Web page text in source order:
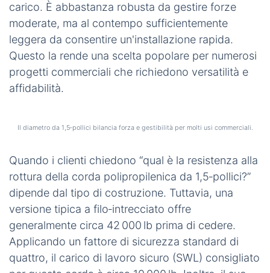
carico. È abbastanza robusta da gestire forze
moderate, ma al contempo sufficientemente
leggera da consentire un'installazione rapida.
Questo la rende una scelta popolare per numerosi
progetti commerciali che richiedono versatilità e
affidabilità.